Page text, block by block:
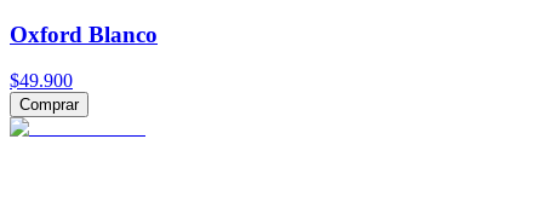
Oxford Blanco
$49.900
Comprar